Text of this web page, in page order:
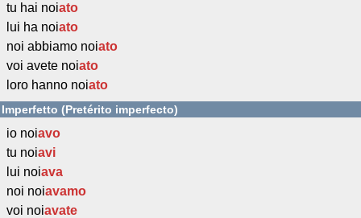
tu hai noiato
lui ha noiato
noi abbiamo noiato
voi avete noiato
loro hanno noiato
Imperfetto (Pretérito imperfecto)
io noiavo
tu noiavi
lui noiava
noi noiavamo
voi noiavate